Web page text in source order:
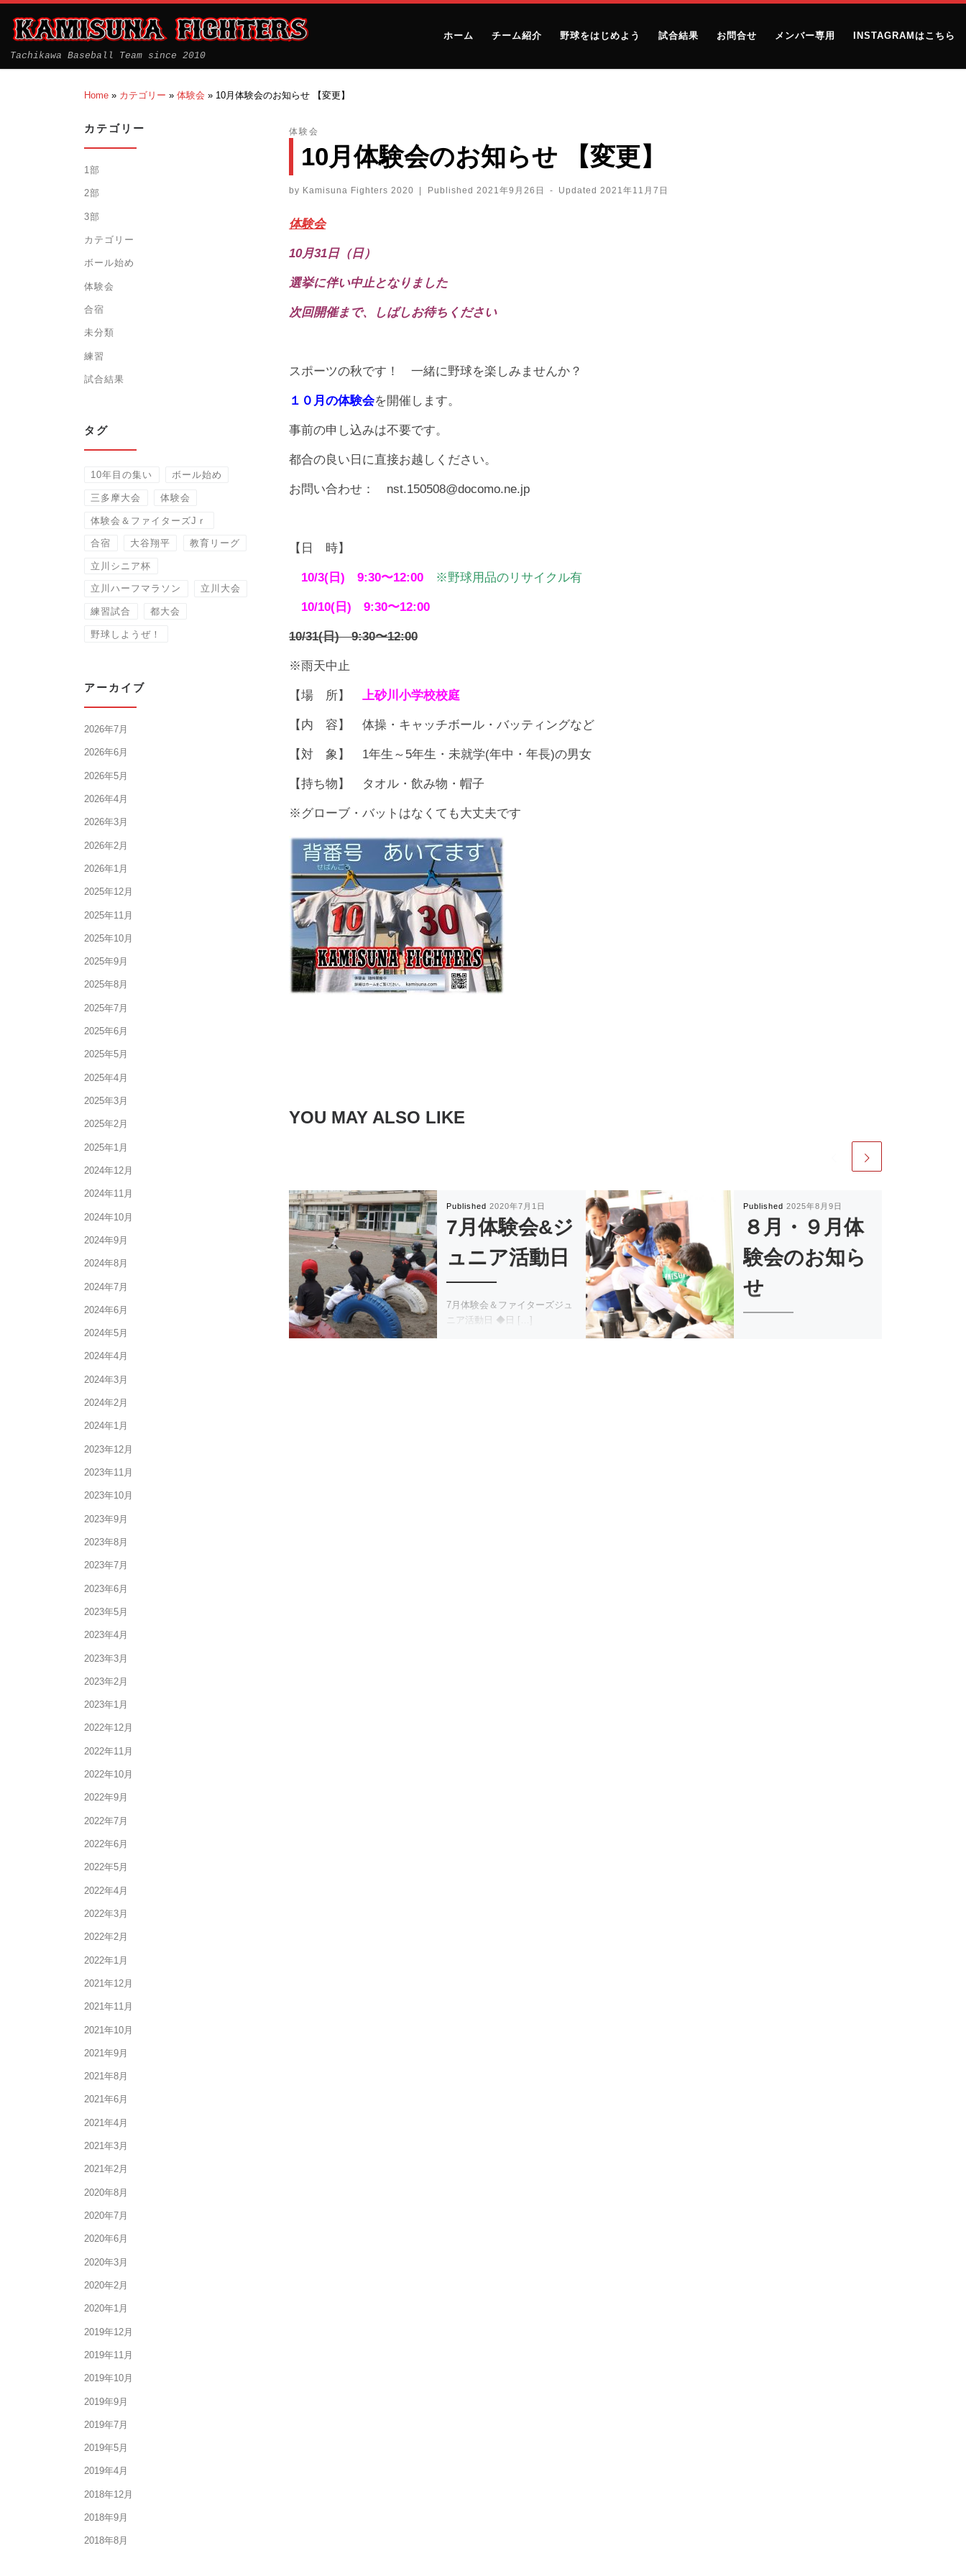
Tachikawa Baseball Team since 2010
ホーム チーム紹介 野球をはじめよう 試合結果 お問合せ メンバー専用 INSTAGRAMはこちら
Home » カテゴリー » 体験会 » 10月体験会のお知らせ 【変更】
体験会
10月体験会のお知らせ 【変更】
by Kamisuna Fighters 2020 | Published 2021年9月26日 - Updated 2021年11月7日
体験会
10月31日（日）
選挙に伴い中止となりました
次回開催まで、しばしお待ちください
スポーツの秋です！ 一緒に野球を楽しみませんか？
１０月の体験会を開催します。
事前の申し込みは不要です。
都合の良い日に直接お越しください。
お問い合わせ： nst.150508@docomo.ne.jp
【日 時】
10/3(日) 9:30〜12:00 ※野球用品のリサイクル有
10/10(日) 9:30〜12:00
10/31(日) 9:30〜12:00
※雨天中止
【場 所】 上砂川小学校校庭
【内 容】 体操・キャッチボール・バッティングなど
【対 象】 1年生～5年生・未就学(年中・年長)の男女
【持ち物】 タオル・飲み物・帽子
※グローブ・バットはなくても大丈夫です
YOU MAY ALSO LIKE
Published2020年7月1日
7月体験会&ジ
ュニア活動日
7月体験会＆ファイターズジュ
ニア活動日 ◆日 […]
Published 2025年8月9日
８月・９月体
験会のお知ら
せ
カテゴリー
1部
2部
3部
カテゴリー
ボール始め
体験会
合宿
未分類
練習
試合結果
タグ
10年目の集い ボール始め
三多摩大会 体験会
体験会＆ファイターズJｒ
合宿 大谷翔平 教育リーグ
立川シニア杯
立川ハーフマラソン 立川大会
練習試合 都大会
野球しようぜ！
アーカイブ
2026年7月
2026年6月
2026年5月
2026年4月
2026年3月
2026年2月
2026年1月
2025年12月
2025年11月
2025年10月
2025年9月
2025年8月
2025年7月
2025年6月
2025年5月
2025年4月
2025年3月
2025年2月
2025年1月
2024年12月
2024年11月
2024年10月
2024年9月
2024年8月
2024年7月
2024年6月
2024年5月
2024年4月
2024年3月
2024年2月
2024年1月
2023年12月
2023年11月
2023年10月
2023年9月
2023年8月
2023年7月
2023年6月
2023年5月
2023年4月
2023年3月
2023年2月
2023年1月
2022年12月
2022年11月
2022年10月
2022年9月
2022年7月
2022年6月
2022年5月
2022年4月
2022年3月
2022年2月
2022年1月
2021年12月
2021年11月
2021年10月
2021年9月
2021年8月
2021年6月
2021年4月
2021年3月
2021年2月
2020年8月
2020年7月
2020年6月
2020年3月
2020年2月
2020年1月
2019年12月
2019年11月
2019年10月
2019年9月
2019年7月
2019年5月
2019年4月
2018年12月
2018年9月
2018年8月